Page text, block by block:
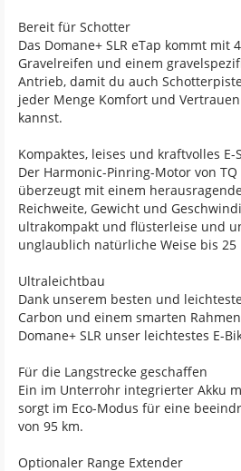
Bereit für Schotter
Das Domane+ SLR eTap kommt mit
Gravelreifen und einem
Antrieb, damit du auch
jeder Menge Komfort und
kannst.
Kompaktes, leises und kraftvolles E-
Der Harmonic-Pinring-Motor von
überzeugt mit einem
Reichweite, Gewicht und
ultrakompakt und flüsterleise und
unglaublich natürliche Weise bis 25
Ultraleichtbau
Dank unserem besten und
Carbon und einem smarten
Domane+ SLR unser leichtestes E-
Für die Langstrecke geschaffen
Ein im Unterrohr integrierter Akku
sorgt im Eco-Modus für eine
von 95 km.
Optionaler Range Extender